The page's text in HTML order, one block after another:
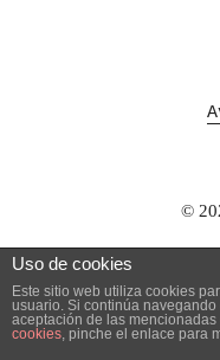
©
Uso de cookies
Este sitio web utiliza cookies
usuario. Si continúa
aceptación de las
cookies, pinche el enlace para